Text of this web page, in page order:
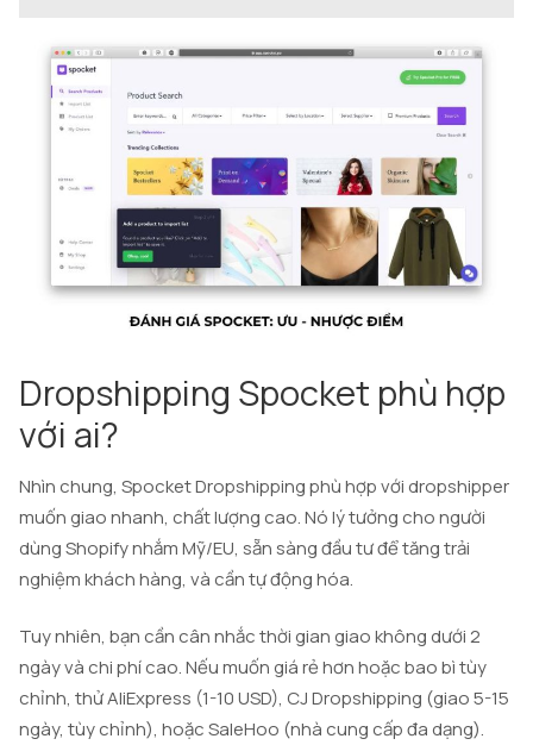
Dropshipping Spocket phù hợp
với ai?
Nhìn chung, Spocket Dropshipping phù hợp với dropshipper
muốn giao nhanh, chất lượng cao. Nó lý tưởng cho người
dùng Shopify nhắm Mỹ/EU, sẵn sàng đầu tư để tăng trải
nghiệm khách hàng, và cần tự động hóa.
Tuy nhiên, bạn cần cân nhắc thời gian giao không dưới 2
ngày và chi phí cao. Nếu muốn giá rẻ hơn hoặc bao bì tùy
chỉnh, thử AliExpress (1-10 USD), CJ Dropshipping (giao 5-15
ngày, tùy chỉnh), hoặc SaleHoo (nhà cung cấp đa dạng).